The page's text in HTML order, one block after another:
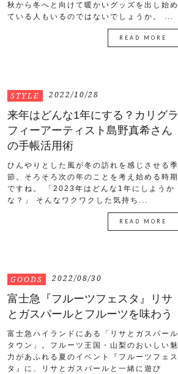
秋から冬へと向けて暖かいグッズを出し始め
ている人もいるのではないでしょうか。 ...
READ MORE
STYLE 2022/10/28
来年はどんな1年にする？カリグラ
フィーアーティスト島野真希さん
の手帳活用術
ひんやりとした風が冬の訪れを感じさせる季
節。そろそろ次の年のことを考え始める時期
ですね。 「2023年はどんな1年にしようか
な？」 そんなワクワクした気持ち...
READ MORE
GOODS 2022/08/30
富士急『フルーツフェスタ』リサ
とガスパールとフルーツを味わう
富士急ハイランドにある「リサとガスパール
タウン」。フルーツ王国・山梨のおいしい魅
力があふれる夏のイベント『フルーツフェス
タ』に、リサとガスパールと一緒に遊び